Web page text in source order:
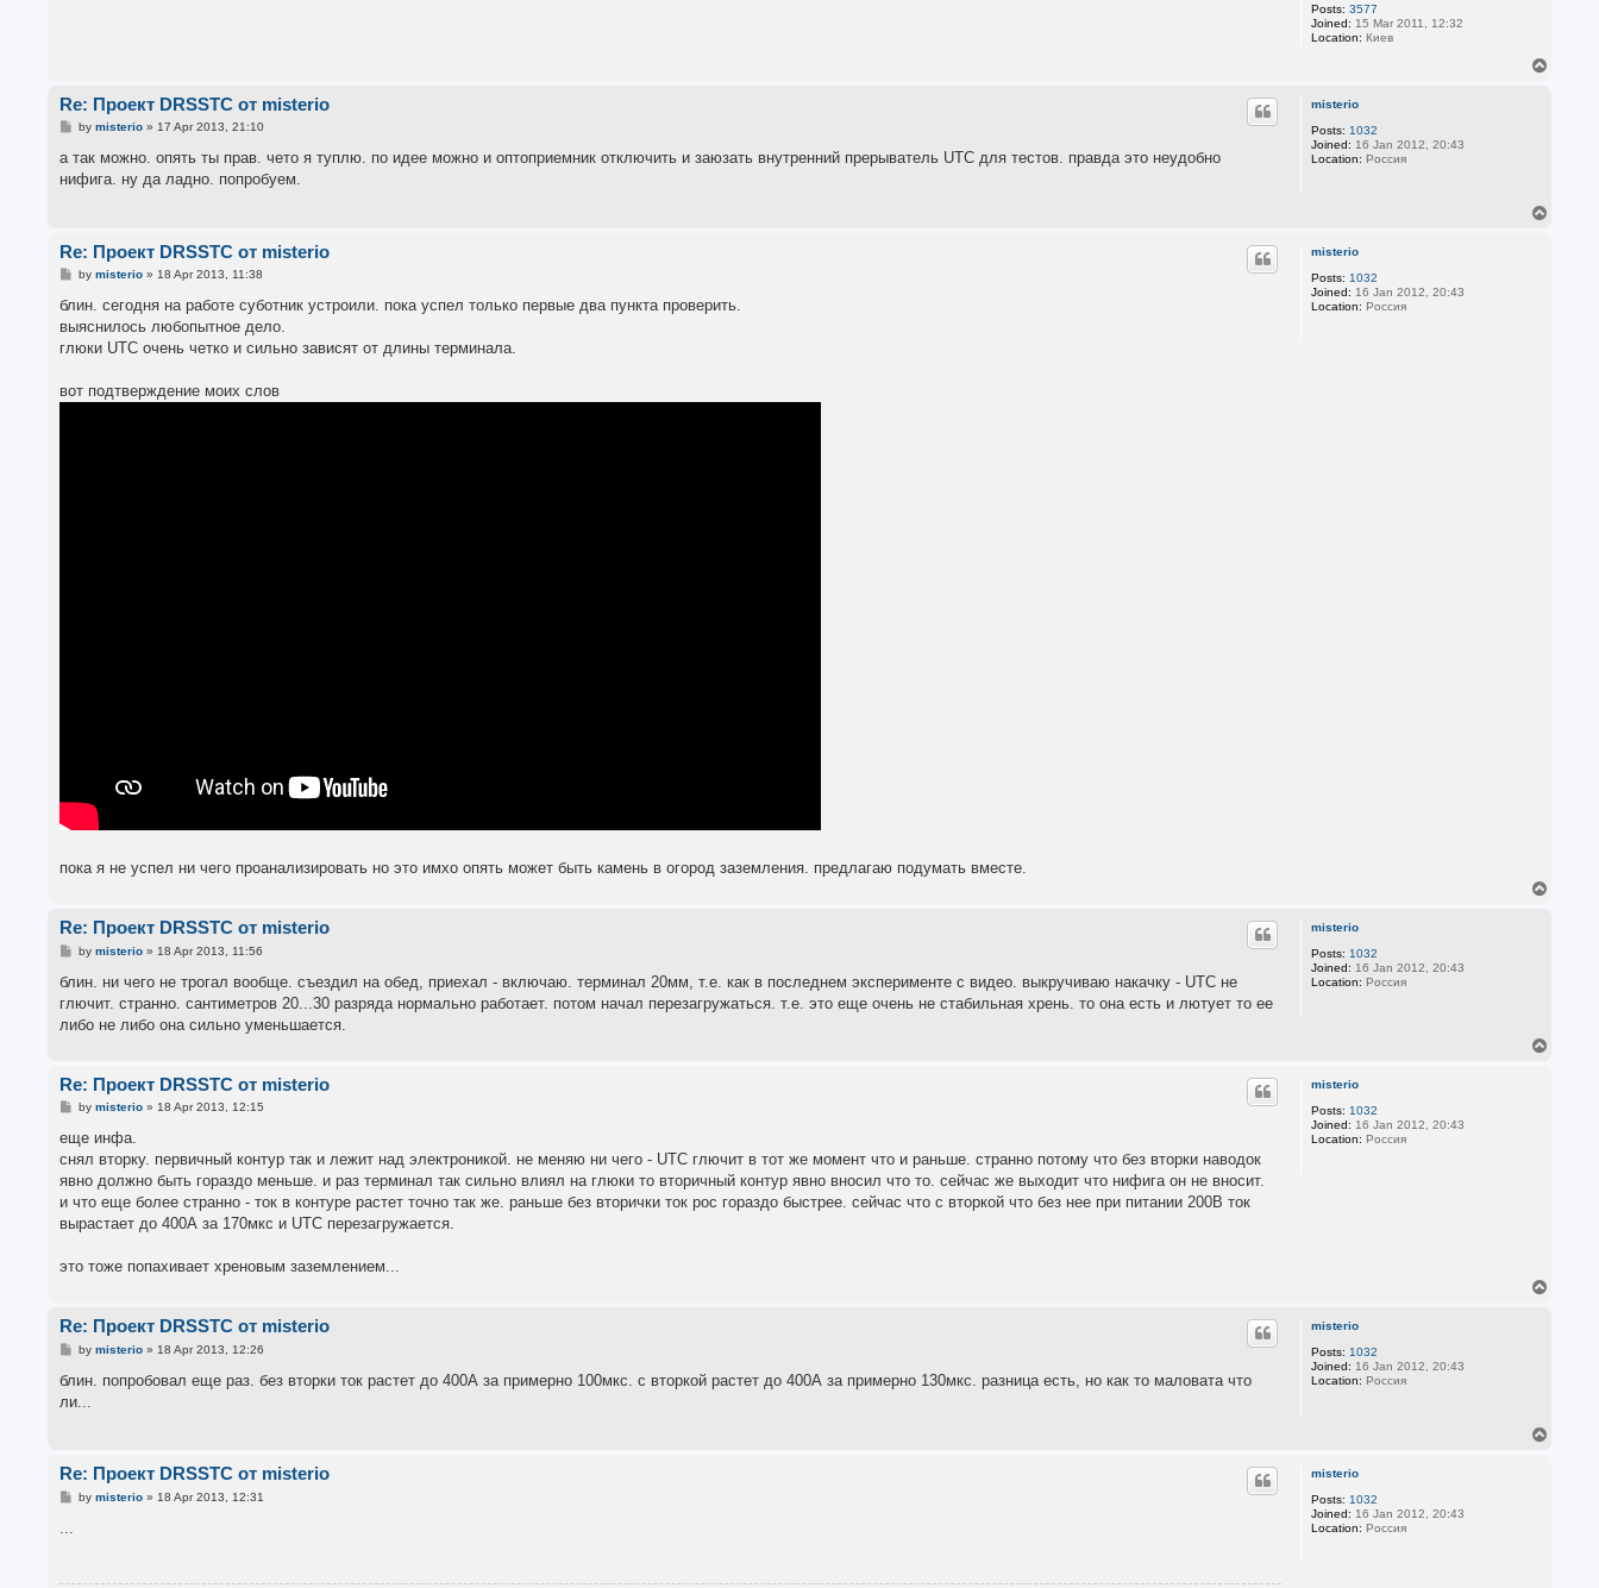
Posts: 3577
Joined: 15 Mar 2011, 12:32
Location: Киев
misterio
Posts: 1032
Joined: 16 Jan 2012, 20:43
Location: Россия
Re: Проект DRSSTC от misterio
P
s
by misterio» 17 Apr 2013, 21:10
а так можно. опять ты прав. чето я туплю. по идее можно и оптоприемник отключить и заюзать внутренний прерыватель UTC для тестов. правда это неудобно
нифига. ну да ладно. попробуем.
misterio
Posts: 1032
Joined: 16 Jan 2012, 20:43
Location: Россия
Re: Проект DRSSTC от misterio
P
s
by misterio» 18 Apr 2013, 11:38
блин. сегодня на работе суботник устроили. пока успел только первые два пункта проверить.
выяснилось любопытное дело.
глюки UTC очень четко и сильно зависят от длины терминала.
вот подтверждение моих слов
пока я не успел ни чего проанализировать но это имхо опять может быть камень в огород заземления. предлагаю подумать вместе.
misterio
Posts: 1032
Joined: 16 Jan 2012, 20:43
Location: Россия
Re: Проект DRSSTC от misterio
P
s
by misterio» 18 Apr 2013, 11:56
блин. ни чего не трогал вообще. съездил на обед, приехал - включаю. терминал 20мм, т.е. как в последнем эксперименте с видео. выкручиваю накачку - UTC не
глючит. странно. сантиметров 20...30 разряда нормально работает. потом начал перезагружаться. т.е. это еще очень не стабильная хрень. то она есть и лютует то ее
либо не либо она сильно уменьшается.
misterio
Posts: 1032
Joined: 16 Jan 2012, 20:43
Location: Россия
Re: Проект DRSSTC от misterio
P
s
by misterio» 18 Apr 2013, 12:15
еще инфа.
снял вторку. первичный контур так и лежит над электроникой. не меняю ни чего - UTC глючит в тот же момент что и раньше. странно потому что без вторки наводок
явно должно быть гораздо меньше. и раз терминал так сильно влиял на глюки то вторичный контур явно вносил что то. сейчас же выходит что нифига он не вносит.
и что еще более странно - ток в контуре растет точно так же. раньше без вторички ток рос гораздо быстрее. сейчас что с вторкой что без нее при питании 200В ток
вырастает до 400А за 170мкс и UTC перезагружается.
это тоже попахивает хреновым заземлением...
misterio
Posts: 1032
Joined: 16 Jan 2012, 20:43
Location: Россия
Re: Проект DRSSTC от misterio
P
s
by misterio» 18 Apr 2013, 12:26
блин. попробовал еще раз. без вторки ток растет до 400А за примерно 100мкс. с вторкой растет до 400А за примерно 130мкс. разница есть, но как то маловата что
ли...
misterio
Posts: 1032
Joined: 16 Jan 2012, 20:43
Location: Россия
Re: Проект DRSSTC от misterio
Pby misterio» 18 Apr 2013, 12:31